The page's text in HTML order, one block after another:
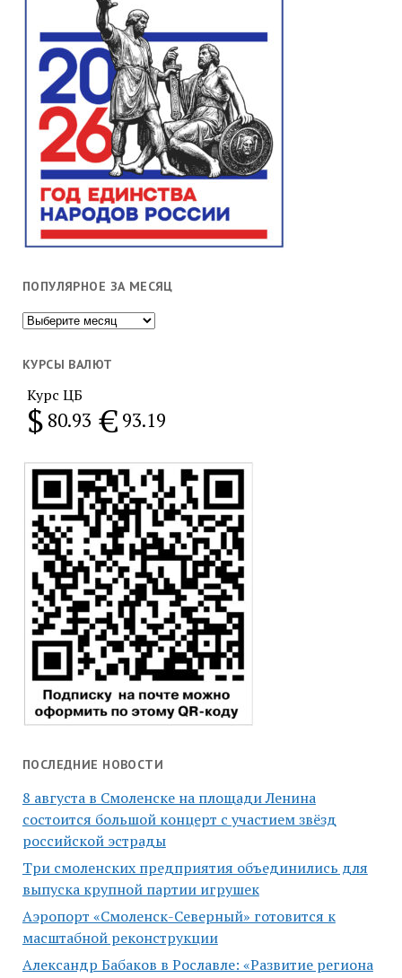
ПОПУЛЯРНОЕ ЗА МЕСЯЦ
Популярное
месяц
КУРСЫ ВАЛЮТ
Курс ЦБ
$ 80.93 € 93.19
ПОСЛЕДНИЕ НОВОСТИ
8 августа в Смоленске на площади Ленина
состоится большой концерт с участием звёзд
российской эстрады
Три смоленских предприятия объединились для
выпуска крупной партии игрушек
Аэропорт «Смоленск-Северный» готовится к
масштабной реконструкции
Александр Бабаков в Рославле: «Развитие региона